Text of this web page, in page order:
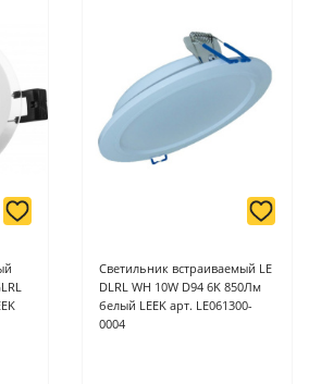
Светильник встраиваемый LE
DLRL WH 10W D94 6K 850Лм
белый LEEK арт. LE061300-
0004